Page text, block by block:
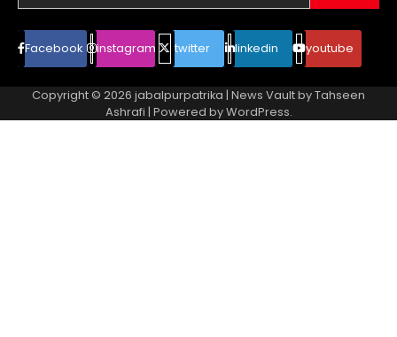
Facebook instagram twitter linkedin youtube
Copyright © 2026 jabalpurpatrika | News Vault byTahseen
Ashrafi | Powered byWordPress.